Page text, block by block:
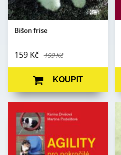
Bišon frise
159 Kč 199 Kč
KOUPIT
Autor:
Karina Divišová,
Martina Podešťová
Edice:
Edukace